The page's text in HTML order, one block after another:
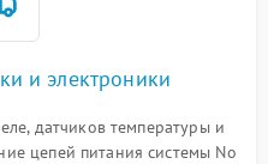
и электроники
датчиков температуры и
цепей питания системы No